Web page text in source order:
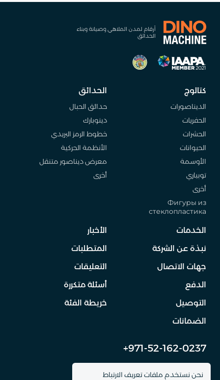
نحن نستخدم ملفات تعريف الارتباط
أرقام لمدن الملاهي وصيانة وبناء
الحدائق
كتالوج
الديناصورات
الحفريات
الحشرات
الحيوانات
الأوسمة
توبياري
أخرى
Фигуры из
стеклопластика
الحدائق
حدائق الحبال
دينوبارك
خطوط الرمز البريدي
الأنظمة الحركية
معرض ديناصور متنقل
أخرى
الخدمات
نبذة عن الشركة
جهات الاتصال
الدفع
التوصيل
الضمانات
الأخبار
المتطلبات
التعليقات
أسئلة متكررة
خريطة الفئة
+971-52-162-0237
info@dinomachine.ru